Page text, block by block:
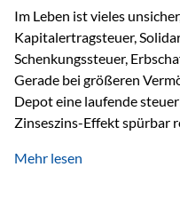
Im Leben ist vieles
Kapitalertragsteuer,
Schenkungssteuer,
Gerade bei größeren
Depot eine laufende
Zinseszins-Effekt spürbar
nicht laufend Kapital
Mehr lesen